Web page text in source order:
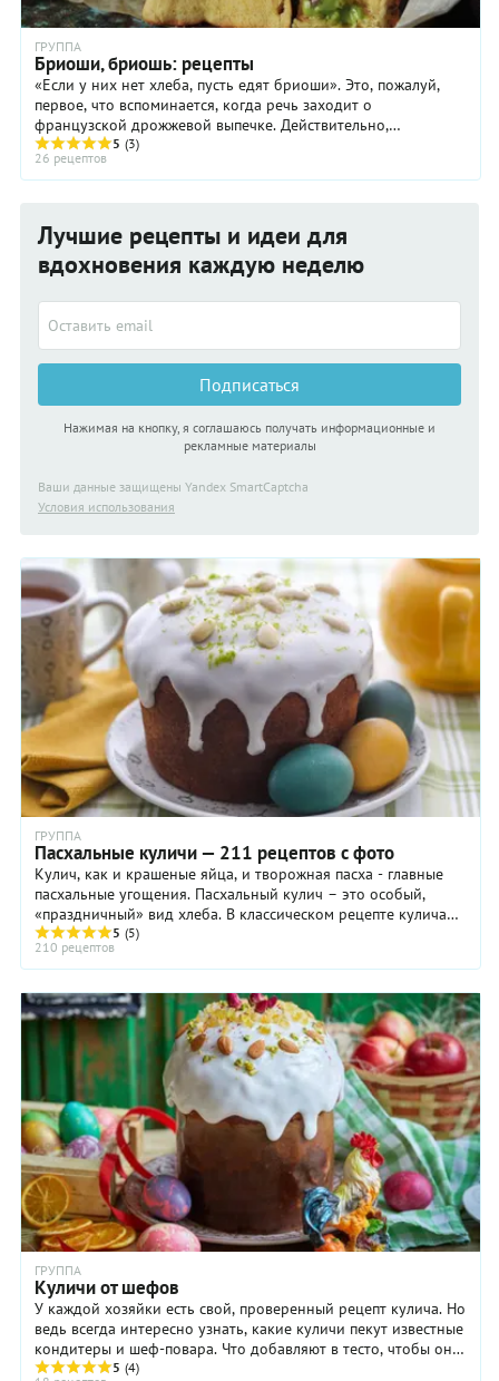
ГРУППА
Бриоши, бриошь: рецепты
«Если у них нет хлеба, пусть едят бриоши». Это, пожалуй,
первое, что вспоминается, когда речь заходит о
французской дрожжевой выпечке. Действительно,
шелковистая, золотая и необыкновенно сдобная бриошь –
королева дрожжевого теста. На севере Франции ее до сих
пор считают воскресным угощением, а не хлебом на каждый
5 (3)
26 рецептов
Лучшие рецепты и идеи для
вдохновения каждую неделю
Подписаться
Нажимая на кнопку, я соглашаюсь получать информационные и
рекламные материалы
Ваши данные защищены Yandex SmartCaptcha
Условия использования
ГРУППА
Пасхальные куличи — 211 рецептов с фото
Кулич, как и крашеные яйца, и творожная пасха - главные
пасхальные угощения. Пасхальный кулич – это особый,
«праздничный» вид хлеба. В классическом рецепте кулича
используют дрожжевое тесто с добавлением большого
количества сливочного масла, яиц и сахара.
5 (5)
210 рецептов
ГРУППА
Куличи от шефов
У каждой хозяйки есть свой, проверенный рецепт кулича. Но
ведь всегда интересно узнать, какие куличи пекут известные
кондитеры и шеф-повара. Что добавляют в тесто, чтобы оно
было сдобным, тяжелым и насыщенным, какие сухофрукты,
5 (4)